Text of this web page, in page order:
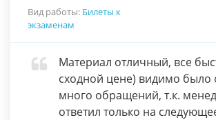
Вид работы: Билеты к
экзаменам
Материал отличный, все
сходной цене) видимо было
много обращений, т.к.
ответил только на